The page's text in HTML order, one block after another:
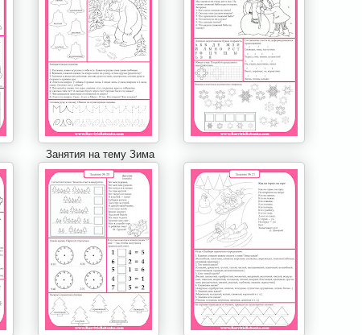
Занятия на тему Зима